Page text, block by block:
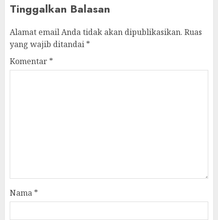
Tinggalkan Balasan
Alamat email Anda tidak akan dipublikasikan. Ruas
yang wajib ditandai *
Komentar *
Nama *